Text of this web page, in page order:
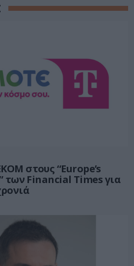
στους “Europe’s
των Financial Times για